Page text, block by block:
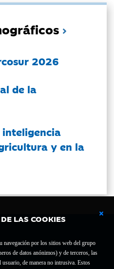
LAS COOKIES
navegación por los sitios web del grupo
de datos anónimos) y de terceros, las
usuario, de manera no intrusiva. Estos
2026
de la
inteligencia
y en la